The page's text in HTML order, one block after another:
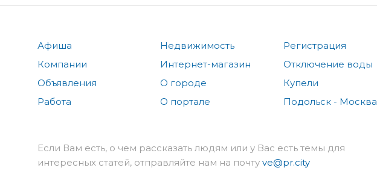
Афиша
Компании
Объявления
Работа
Недвижимость
Интернет-магазин
О городе
О портале
Регистрация
Отключение воды
Купели
Подольск - Москва
Если Вам есть, о чем рассказать людям или у Вас есть темы для
интересных статей, отправляйте нам на почту ve@pr.city